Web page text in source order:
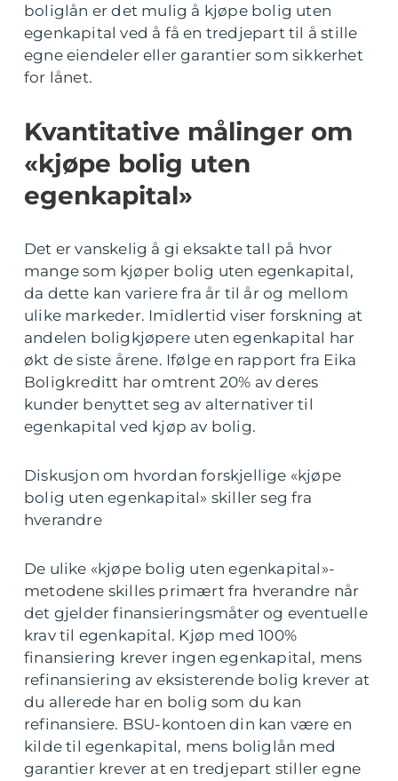
boliglån er det mulig å kjøpe bolig uten
egenkapital ved å få en tredjepart til å stille
egne eiendeler eller garantier som sikkerhet
for lånet.
Kvantitative målinger om
«kjøpe bolig uten
egenkapital»
Det er vanskelig å gi eksakte tall på hvor
mange som kjøper bolig uten egenkapital,
da dette kan variere fra år til år og mellom
ulike markeder. Imidlertid viser forskning at
andelen boligkjøpere uten egenkapital har
økt de siste årene. Ifølge en rapport fra Eika
Boligkreditt har omtrent 20% av deres
kunder benyttet seg av alternativer til
egenkapital ved kjøp av bolig.
Diskusjon om hvordan forskjellige «kjøpe
bolig uten egenkapital» skiller seg fra
hverandre
De ulike «kjøpe bolig uten egenkapital»-
metodene skilles primært fra hverandre når
det gjelder finansieringsmåter og eventuelle
krav til egenkapital. Kjøp med 100%
finansiering krever ingen egenkapital, mens
refinansiering av eksisterende bolig krever at
du allerede har en bolig som du kan
refinansiere. BSU-kontoen din kan være en
kilde til egenkapital, mens boliglån med
garantier krever at en tredjepart stiller egne